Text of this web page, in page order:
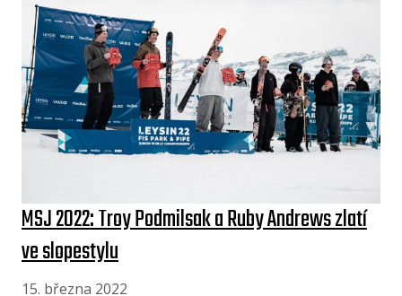
MSJ 2022: Troy Podmilsak a Ruby Andrews zlatí
ve slopestylu
15. března 2022